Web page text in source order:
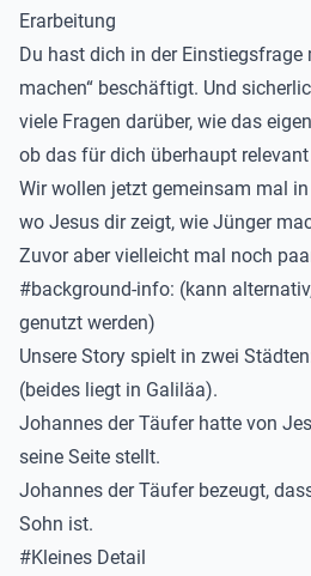
Erarbeitung
Du hast dich in der Einstiegsfrage
machen“ beschäftigt. Und
viele Fragen darüber, wie das
ob das für dich überhaupt
Wir wollen jetzt gemeinsam mal
wo Jesus dir zeigt, wie Jünger
Zuvor aber vielleicht mal noch
#background-info: (kann
genutzt werden)
Unsere Story spielt in zwei
(beides liegt in Galiläa).
Johannes der Täufer hatte von
seine Seite stellt.
Johannes der Täufer bezeugt,
Sohn ist.
#Kleines Detail